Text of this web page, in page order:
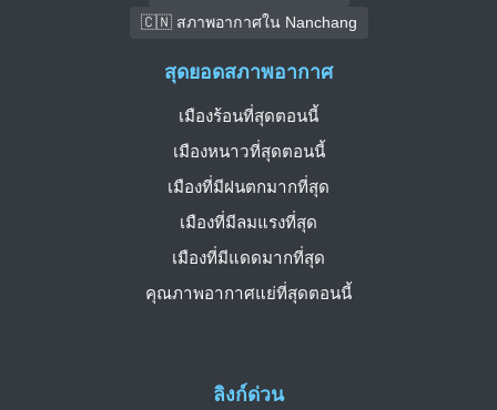
🇨🇳 สภาพอากาศใน Nanchang
ลิงก์ด่วน
สุดยอดสภาพอากาศ
เมืองร้อนที่สุดตอนนี้
เมืองหนาวที่สุดตอนนี้
เมืองที่มีฝนตกมากที่สุด
เมืองที่มีลมแรงที่สุด
เมืองที่มีแดดมากที่สุด
คุณภาพอากาศแย่ที่สุดตอนนี้